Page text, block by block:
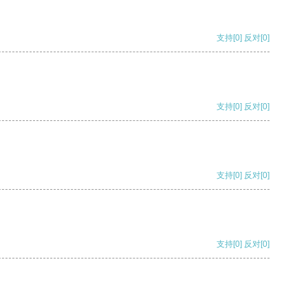
支持[0] 反对[0]
支持[0] 反对[0]
支持[0] 反对[0]
支持[0] 反对[0]